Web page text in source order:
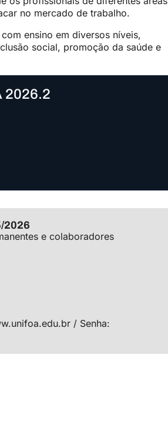
no mercado de trabalho.
ensino em diversos níveis,
social, promoção da saúde e
2026.2
2026
e colaboradores
/ Senha: